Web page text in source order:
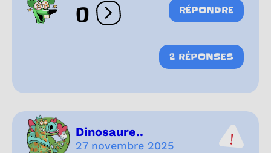
0 Ouvrir les réactions
RÉPONDRE
2 RÉPONSES
Dinosaure..
27 novembre 2025